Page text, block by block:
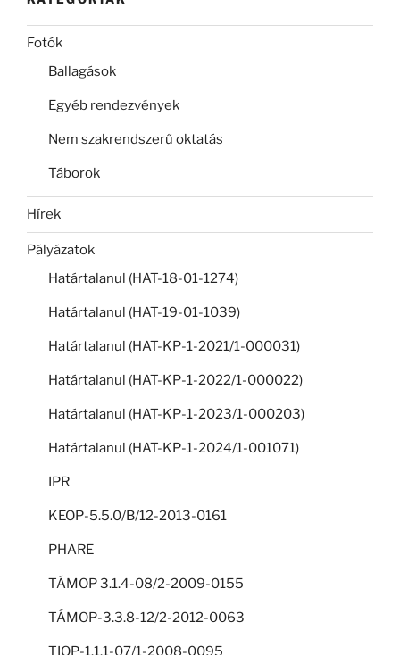
Fotók
Ballagások
Egyéb rendezvények
Nem szakrendszerű oktatás
Táborok
Hírek
Pályázatok
Határtalanul (HAT-18-01-1274)
Határtalanul (HAT-19-01-1039)
Határtalanul (HAT-KP-1-2021/1-000031)
Határtalanul (HAT-KP-1-2022/1-000022)
Határtalanul (HAT-KP-1-2023/1-000203)
Határtalanul (HAT-KP-1-2024/1-001071)
IPR
KEOP-5.5.0/B/12-2013-0161
PHARE
TÁMOP 3.1.4-08/2-2009-0155
TÁMOP-3.3.8-12/2-2012-0063
TIOP-1.1.1-07/1-2008-0095